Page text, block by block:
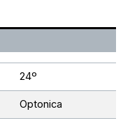
24º
Optonica